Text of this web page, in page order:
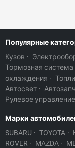
Популярные
Кузов ·
Тормозная система
охлаждения ·
Автосвет ·
Рулевое управление
Марки
SUBARU · TOYOTA ·
ROVER · MAZDA ·